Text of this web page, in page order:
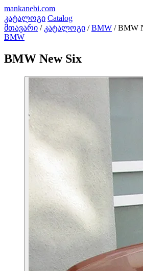
mankanebi.com
კატალოგი Catalog
მთავარი / კატალოგი / BMW / BMW
BMW
BMW New Six